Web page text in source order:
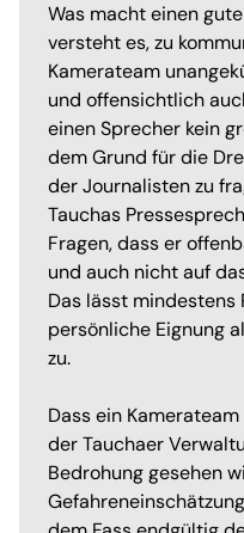
Was macht einen
versteht es, zu
Kamerateam
und offensichtlich
einen Sprecher kein
dem Grund für die
der Journalisten zu
Tauchas
Fragen, dass er
und auch nicht auf
Das lässt mindestens
persönliche Eignung
zu.
Dass ein
der Tauchaer
Bedrohung gesehen